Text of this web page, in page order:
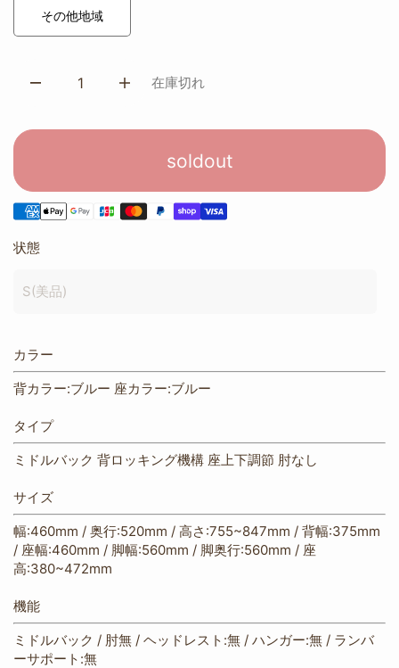
その他地域
在庫切れ
soldout
状態
S(美品)
カラー
背カラー:ブルー 座カラー:ブルー
タイプ
ミドルバック 背ロッキング機構 座上下調節 肘なし
サイズ
幅:460mm / 奥行:520mm / 高さ:755~847mm / 背幅:375mm
/ 座幅:460mm / 脚幅:560mm / 脚奥行:560mm / 座
高:380~472mm
機能
ミドルバック / 肘無 / ヘッドレスト:無 / ハンガー:無 / ランバ
ーサポート:無